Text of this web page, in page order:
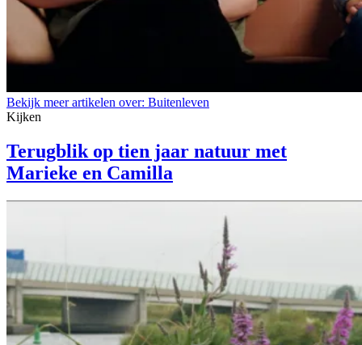
Bekijk meer artikelen over: Buitenleven
Kijken
Terugblik op tien jaar natuur met
Marieke en Camilla